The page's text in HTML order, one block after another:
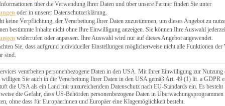
über die Verwendung Ihrer Daten und über unsere Partner finden Sie unter
oder in unserer Datenschutzerklärung.
keine Verpflichtung, der Verarbeitung Ihrer Daten zuzustimmen, um dieses Angebot zu
bestimmte Inhalte nicht ohne Ihre Einwilligung anzeigen. Sie können Ihre Auswahl
widerrufen oder anpassen. Ihre Auswahl wird nur auf dieses Angebot angewendet.
Sie, dass aufgrund individueller Einstellungen möglicherweise nicht alle Funktionen der
sind.
verarbeiten personenbezogene Daten in den USA. Mit Ihrer Einwilligung zur Nutzung
willigen Sie auch in die Verarbeitung Ihrer Daten in den USA gemäß Art. 49 (1) lit. a GDPR
die USA als ein Land mit unzureichendem Datenschutz nach EU-Standards ein. Es besteht
die Gefahr, dass US-Behörden personenbezogene Daten in Überwachungsprogrammen
ohne dass für Europäerinnen und Europäer eine Klagemöglichkeit besteht.